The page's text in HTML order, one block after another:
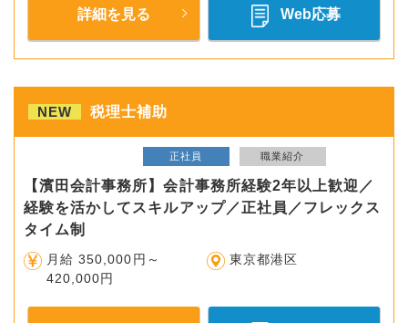
詳細を見る Web応募
NEW 税理士補助
正社員 職業紹介
【濱田会計事務所】会計事務所経験2年以上歓迎／
経験を活かしてスキルアップ／正社員／フレックス
タイム制
月給 350,000円～
420,000円
東京都港区